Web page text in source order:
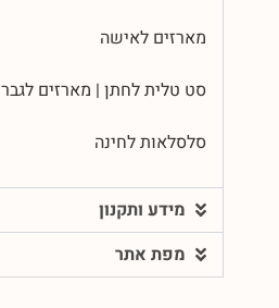
מארזים לאישה
סט טלית לחתן | מארזים לגבר
סלסלאות לחינה
מידע ותקנון
מפת אתר